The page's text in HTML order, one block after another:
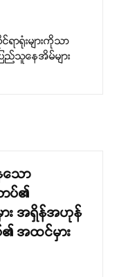
ာရုံးများကိုသာ
ည်သူနေအိမ်များ
သော
ပ်၏
း အရှိန်အဟုန်
အထင်မှား